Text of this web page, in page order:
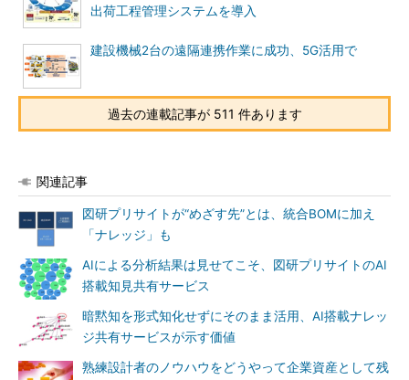
出荷工程管理システムを導入
建設機械2台の遠隔連携作業に成功、5G活用で
過去の連載記事が 511 件あります
関連記事
図研プリサイトが“めざす先”とは、統合BOMに加え
「ナレッジ」も
AIによる分析結果は見せてこそ、図研プリサイトのAI
搭載知見共有サービス
暗黙知を形式知化せずにそのまま活用、AI搭載ナレッ
ジ共有サービスが示す価値
熟練設計者のノウハウをどうやって企業資産として残